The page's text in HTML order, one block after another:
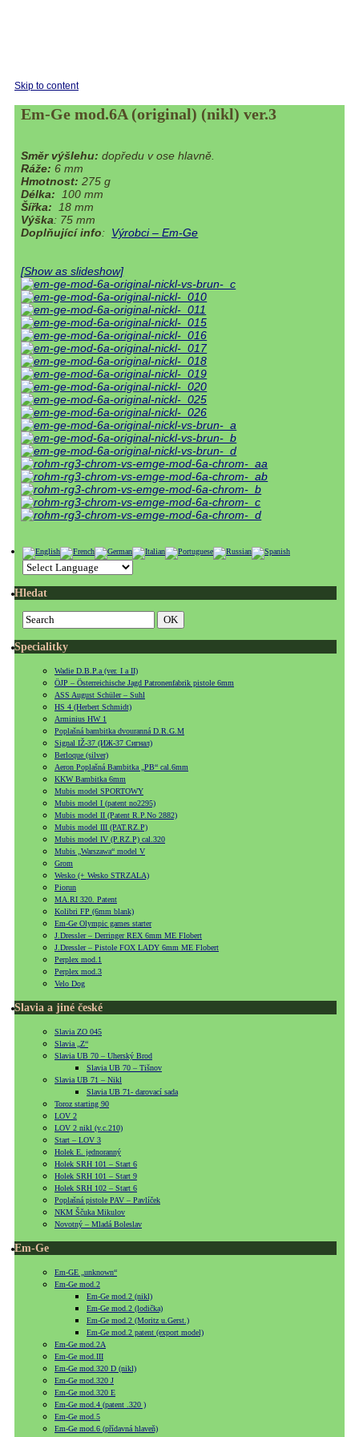
Skip to content
Em-Ge mod.6A (original) (nikl) ver.3
Směr výšlehu: dopředu v ose hlavně.
Ráže: 6 mm
Hmotnost: 275 g
Délka: 100 mm
Šířka: 18 mm
Výška: 75 mm
Doplňující info: Výrobci – Em-Ge
[Show as slideshow]
Hledat
Specialitky
Wadie D.B.P.a (ver. I a II)
ÖJP – Österreichische Jagd Patronenfabrik pistole 6mm
ASS August Schüler – Suhl
HS 4 (Herbert Schmidt)
Arminius HW 1
Poplašná bambitka dvouranná D.R.G.M
Signal IŽ-37 (ИЖ-37 Сигнал)
Berloque (silver)
Aeron Poplašná Bambitka „PB“ cal.6mm
KKW Bambitka 6mm
Mubis model SPORTOWY
Mubis model I (patent no2295)
Mubis model II (Patent R.P.No 2882)
Mubis model III (PAT.RZ.P)
Mubis model IV (P.RZ.P) cal.320
Mubis „Warszawa“ model V
Grom
Wesko (+ Wesko STRZALA)
Piorun
MA.RI 320. Patent
Kolibri FP (6mm blank)
Em-Ge Olympic games starter
J.Dressler – Derringer REX 6mm ME Flobert
J.Dressler – Pistole FOX LADY 6mm ME Flobert
Perplex mod.1
Perplex mod.3
Velo Dog
Slavia a jiné české
Slavia ZO 045
Slavia „Z“
Slavia UB 70 – Uherský Brod
Slavia UB 70 – Tišnov
Slavia UB 71 – Nikl
Slavia UB 71- darovací sada
Toroz starting 90
LOV 2
LOV 2 nikl (v.c.210)
Start – LOV 3
Holek E. jednoranný
Holek SRH 101 – Start 6
Holek SRH 101 – Start 9
Holek SRH 102 – Start 6
Poplašná pistole PAV – Pavlíček
NKM Ščuka Mikulov
Novotný – Mladá Boleslav
Em-Ge
Em-GE „unknown“
Em-Ge mod.2
Em-Ge mod.2 (nikl)
Em-Ge mod.2 (lodička)
Em-Ge mod.2 (Moritz u.Gerst.)
Em-Ge mod.2 patent (export model)
Em-Ge mod.2A
Em-Ge mod.III
Em-Ge mod.320 D (nikl)
Em-Ge mod.320 J
Em-Ge mod.320 E
Em-Ge mod.4 (patent .320 )
Em-Ge mod.5
Em-Ge mod.6 (přídavná hlaveň)